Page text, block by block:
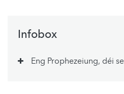
Infobox
Eng Prophezeiung, déi